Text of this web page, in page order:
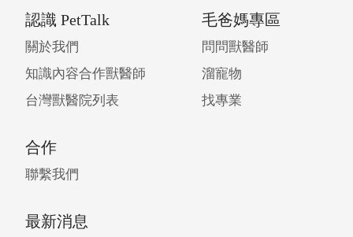
認識 PetTalk
關於我們
知識內容合作獸醫師
台灣獸醫院列表
毛爸媽專區
問問獸醫師
溜寵物
找專業
合作
聯繫我們
最新消息